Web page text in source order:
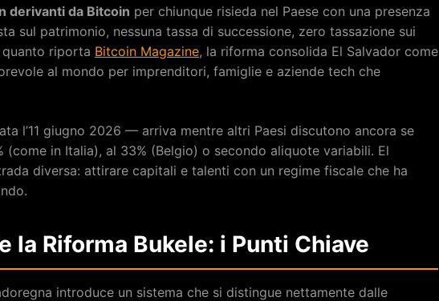
derivanti da Bitcoin per chiunque risieda nel Paese con una presenza
sul patrimonio, nessuna tassa di successione, zero tassazione sui
riporta Bitcoin Magazine, la riforma consolida El Salvador come
al mondo per imprenditori, famiglie e aziende tech che
l’11 giugno 2026 — arriva mentre altri Paesi discutono ancora se
(come in Italia), al 33% (Belgio) o secondo aliquote variabili. El
diversa: attirare capitali e talenti con un regime fiscale che ha
la Riforma Bukele: i Punti Chiave
introduce un sistema che si distingue nettamente dalle